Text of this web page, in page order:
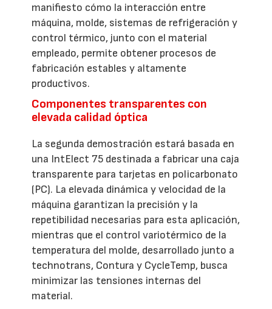
manifiesto cómo la interacción entre
máquina, molde, sistemas de refrigeración y
control térmico, junto con el material
empleado, permite obtener procesos de
fabricación estables y altamente
productivos.
Componentes transparentes con
elevada calidad óptica
La segunda demostración estará basada en
una IntElect 75 destinada a fabricar una caja
transparente para tarjetas en policarbonato
(PC). La elevada dinámica y velocidad de la
máquina garantizan la precisión y la
repetibilidad necesarias para esta aplicación,
mientras que el control variotérmico de la
temperatura del molde, desarrollado junto a
technotrans, Contura y CycleTemp, busca
minimizar las tensiones internas del
material.